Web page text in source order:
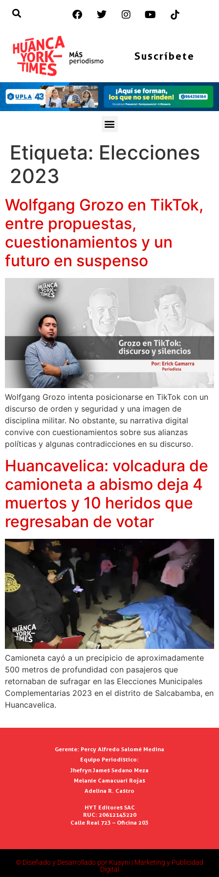
Suscríbete
Etiqueta: Elecciones
2023
Wolfgang Grozo en TikTok,
entre propuestas,
cuestionamientos y un
futuro en suspenso
Wolfgang Grozo intenta posicionarse en TikTok con un
discurso de orden y seguridad y una imagen de
disciplina militar. No obstante, su narrativa digital
convive con cuestionamientos sobre sus alianzas
políticas y algunas contradicciones en su discurso.
Huancavelica: volcadura de
camioneta a abismo deja 4
muertos y 10 heridos que
regresaban de votar
Camioneta cayó a un precipicio de aproximadamente
500 metros de profundidad con pasajeros que
retornaban de sufragar en las Elecciones Municipales
Complementarias 2023 en el distrito de Salcabamba, en
Huancavelica.
Gerente: Percy Alfredo Salomé Medina
Equipo Periodístico:
Jhefryn James Sedano Meza
Melanie Camacuari Rojas
Adelina R. Castro
HYT Editores SAC
RUC: 20612145220
Calle Real 723 – Oficina 203
© Diseñado y Desarrollado por Kuayni | Marketing y Publicidad
Digital